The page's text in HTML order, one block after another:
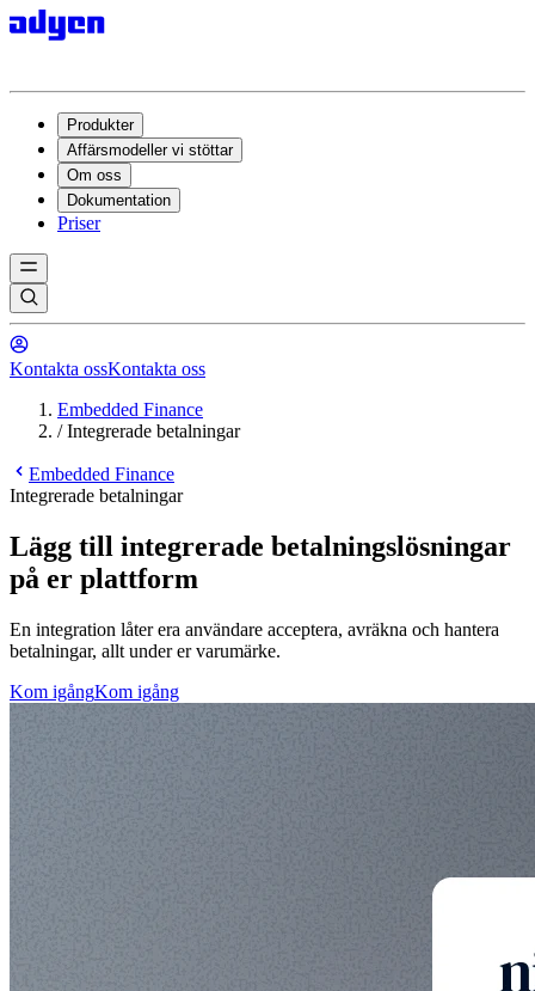
Produkter
Affärsmodeller vi stöttar
Om oss
Dokumentation
Priser
Kontakta ossKontakta oss
Embedded Finance
/Integrerade betalningar
Embedded Finance
Integrerade betalningar
Lägg till integrerade betalningslösningar
på er plattform
En integration låter era användare acceptera, avräkna och hantera
betalningar, allt under er varumärke.
Kom igångKom igång